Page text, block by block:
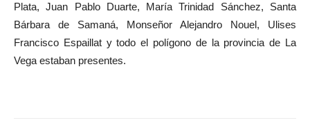
Plata, Juan Pablo Duarte, María Trinidad Sánchez, Santa
Bárbara de Samaná, Monseñor Alejandro Nouel, Ulises
Francisco Espaillat y todo el polígono de la provincia de La
Vega estaban presentes.